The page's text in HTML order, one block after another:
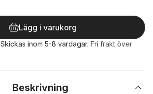
Lägg i varukorg
Skickas inom 5-8 vardagar. Fri frakt över
Beskrivning